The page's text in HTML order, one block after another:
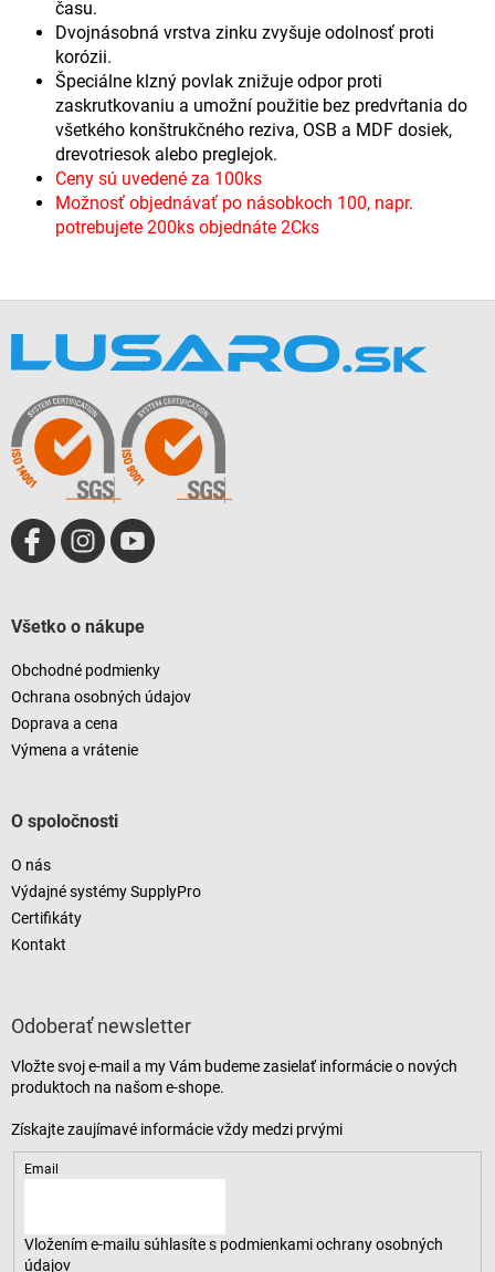
času.
Dvojnásobná vrstva zinku zvyšuje odolnosť proti
korózii.
Špeciálne klzný povlak znižuje odpor proti
zaskrutkovaniu a umožní použitie bez predvŕtania do
všetkého konštrukčného reziva, OSB a MDF dosiek,
drevotriesok alebo preglejok.
Ceny sú uvedené za 100ks
Možnosť objednávať po násobkoch 100, napr.
potrebujete 200ks objednáte 2Cks
Všetko o nákupe
Obchodné podmienky
Ochrana osobných údajov
Doprava a cena
Výmena a vrátenie
O spoločnosti
O nás
Výdajné systémy SupplyPro
Certifikáty
Kontakt
Odoberať newsletter
Vložte svoj e-mail a my Vám budeme zasielať informácie o nových
produktoch na našom e-shope.
Email
Vložením e-mailu súhlasíte s podmienkami ochrany osobných
údajov